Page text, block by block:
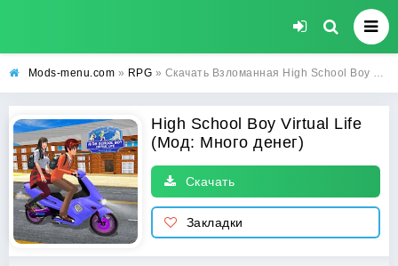
Mods-menu.com » RPG » Скачать Взломанная High School Boy Virtual Life (Много денег) на Андроид бесплатно
High School Boy Virtual Life
(Мод: Много денег)
Скачать
Закладки